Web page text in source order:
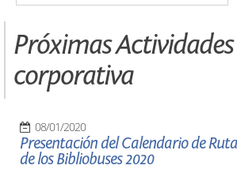
Próximas
corporativa
08/01/2020
Presentación del Calendario de Ruta
de los Bibliobuses 2020